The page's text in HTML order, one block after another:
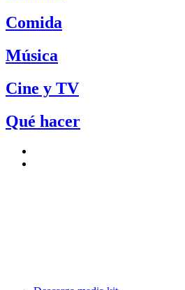
Comida
Música
Cine y TV
Qué hacer